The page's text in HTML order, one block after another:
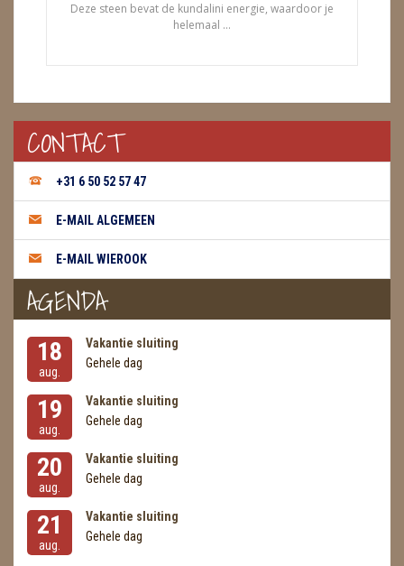
HANGERS
KAARSEN
RUWE STENEN
SCHEDELS / SKULLS
SELENIET
SPECIALE STUKKEN
TELEFOON KOORDEN
THEELICHTEN
VLINDERS
Deze steen bevat de kundalini energie, waardoor je
helemaal ...
CONTACT
+31 6 50 52 57 47
E-MAIL ALGEMEEN
E-MAIL WIEROOK
AGENDA
18
aug.
Vakantie sluiting
Gehele dag
19
aug.
Vakantie sluiting
Gehele dag
20
aug.
Vakantie sluiting
Gehele dag
21
aug.
Vakantie sluiting
Gehele dag